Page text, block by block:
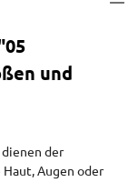
und
dienen der
Augen oder